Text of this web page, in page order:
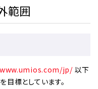
範囲
jp/以下
目標としています。